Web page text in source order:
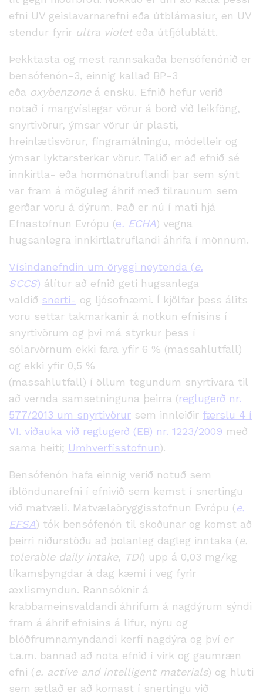
efni UV geislavarnarefni eða útblámasíur, en UV
stendur fyrir ultra violet eða útfjólublátt.
Þekktasta og mest rannsakaða bensófenónið er
bensófenón-3, einnig kallað BP-3
eða oxybenzoneá ensku. Efnið hefur verið
notað í margvíslegar vörur á borð við leikföng,
snyrtivörur, ýmsar vörur úr plasti,
hreinlætisvörur, fingramálningu, módelleir og
ýmsar lyktarsterkar vörur. Talið er að efnið sé
innkirtla- eða hormónatruflandi þar sem sýnt
var fram á möguleg áhrif með tilraunum sem
gerðar voru á dýrum. Það er nú í mati hjá
Efnastofnun Evrópu (e. ECHA) vegna
hugsanlegra innkirtlatruflandi áhrifa í mönnum.
Vísindanefndin um öryggi neytenda (e.
SCCS) álítur að efnið geti hugsanlega
valdið snerti- og ljósofnæmi. Í kjölfar þess álits
voru settar takmarkanir á notkun efnisins í
snyrtivörum og því má styrkur þess í
sólarvörnum ekki fara yfir 6 % (massahlutfall)
og ekki yfir 0,5 %
(massahlutfall) í öllum tegundum snyrtivara til
að vernda samsetninguna þeirra (reglugerð nr.
577/2013 um snyrtivörur sem innleiðir færslu 4 í
VI. viðauka við reglugerð (EB) nr. 1223/2009 með
sama heiti; Umhverfisstofnun).
Bensófenón hafa einnig verið notuð sem
íblöndunarefni í efnivið sem kemst í snertingu
við matvæli. Matvælaöryggisstofnun Evrópu (e.
EFSA) tók bensófenón til skoðunar og komst að
þeirri niðurstöðu að þolanleg dagleg inntaka (e.
tolerable daily intake, TDI) upp á 0,03 mg/kg
líkamsþyngdar á dag kæmi í veg fyrir
æxlismyndun. Rannsóknir á
krabbameinsvaldandi áhrifum á nagdýrum sýndi
fram á áhrif efnisins á lifur, nýru og
blóðfrumnamyndandi kerfi nagdýra og því er
t.a.m. bannað að nota efnið í virk og gaumræn
efni (e. active and intelligent materials) og hluti
sem ætlað er að komast í snertingu við